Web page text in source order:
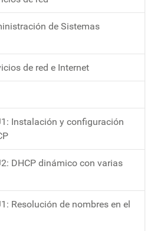
de Sistemas
de red e Internet
Instalación y configuración
DHCP dinámico con varias
Resolución de nombres en el